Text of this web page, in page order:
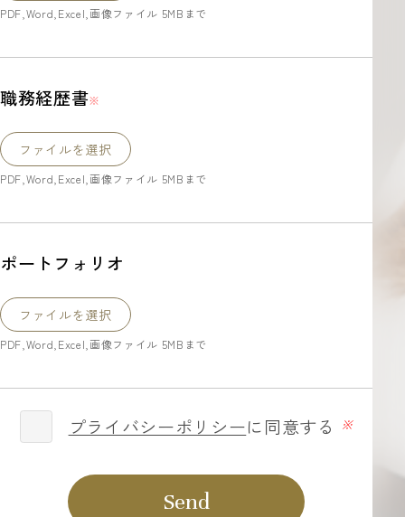
PDF,Word,Excel,画像ファイル 5MBまで
職務経歴書※
ファイルを選択
PDF,Word,Excel,画像ファイル 5MBまで
ポートフォリオ
ファイルを選択
PDF,Word,Excel,画像ファイル 5MBまで
プライバシーポリシーに同意する
Send